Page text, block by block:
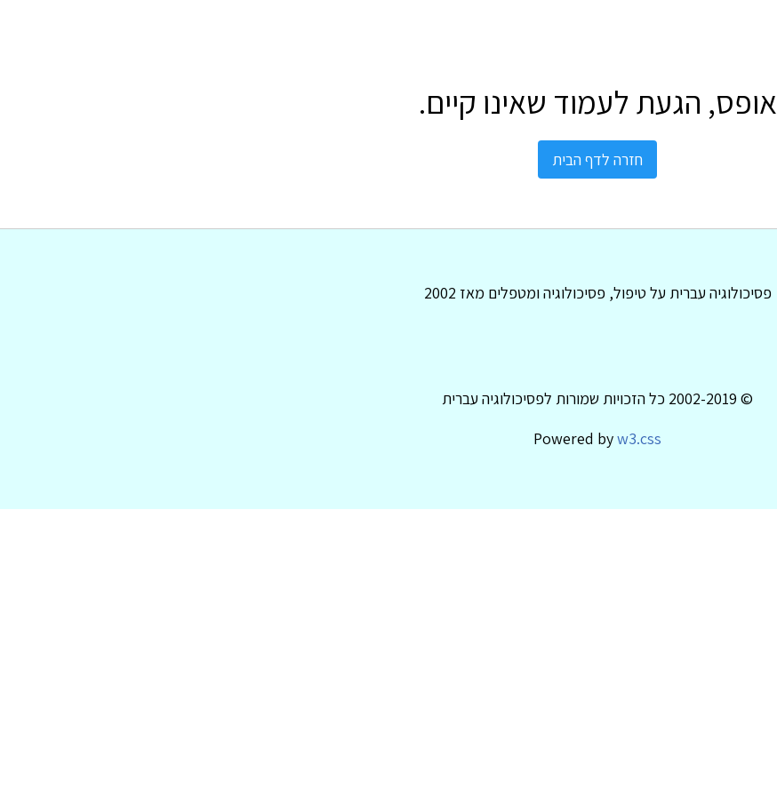
אופס, הגעת לעמוד שאינו קיים.
חזרה לדף הבית
פסיכולוגיה עברית על טיפול, פסיכולוגיה ומטפלים מאז 2002
© 2002-2019 כל הזכויות שמורות לפסיכולוגיה עברית
Powered byw3.css